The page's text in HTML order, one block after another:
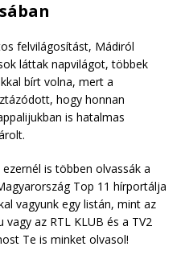
felvilágosítást, Mádiról
láttak napvilágot, többek
bírt volna, mert a
hogy honnan
is hatalmas
is többen olvassák a
Top 11 hírportálja
vagyunk egy listán, mint az
vagy az RTL KLUB és a TV2
Te is minket olvasol!